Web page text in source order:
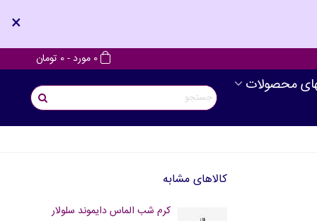
×
0 مورد-0 تومان
محصولات
کالاهای مشابه
کرم شب الماس دایموند سلولار